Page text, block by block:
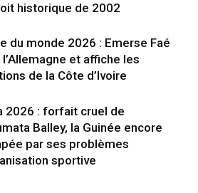
historique de 2002
du monde 2026 : Emerse Faé
et affiche les
de la Côte d’Ivoire
2026 : forfait cruel de
Balley, la Guinée encore
par ses problèmes
sportive